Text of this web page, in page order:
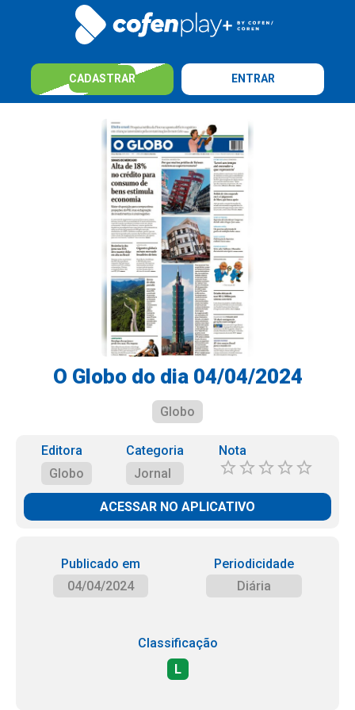
CADASTRAR ENTRAR
O Globo do dia 04/04/2024
Globo
Editora
Globo
Categoria
Jornal
Nota
ACESSAR NO APLICATIVO
Publicado em
04/04/2024
Periodicidade
Diária
Classificação
L